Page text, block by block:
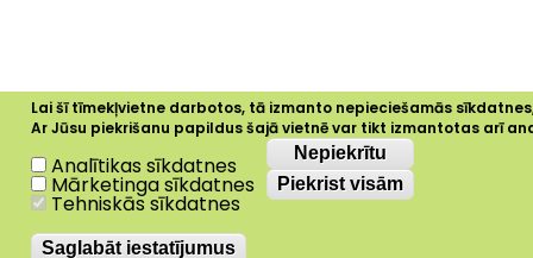
Lai šī tīmekļvietne darbotos, tā izmanto nepieciešamās
Ar Jūsu piekrišanu papildus šajā vietnē var tikt izmantotas arī
Analītikas sīkdatnes
Mārketinga sīkdatnes
Tehniskās sīkdatnes
Saglabāt iestatījumus
Nepiekrītu
Piekrist visām
Nepiekrītu